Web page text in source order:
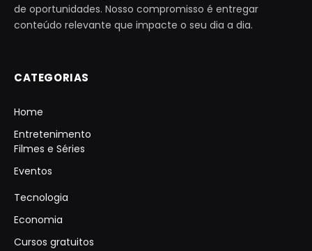
de oportunidades. Nosso compromisso é entregar
conteúdo relevante que impacte o seu dia a dia.
CATEGORIAS
Home
Entretenimento
Filmes e Séries
Eventos
Tecnologia
Economia
Cursos gratuitos